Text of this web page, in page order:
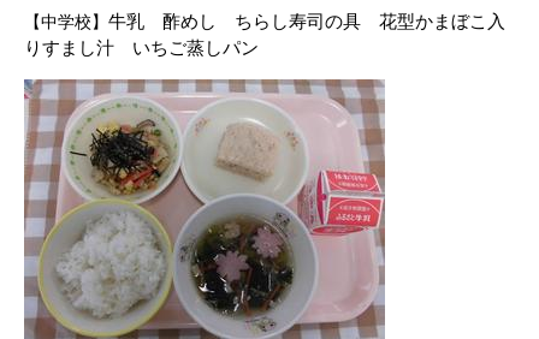
【中学校】 牛乳 酢めし ちらし寿司の具 花型かまぼこ入
りす まし汁 いちご蒸しパン